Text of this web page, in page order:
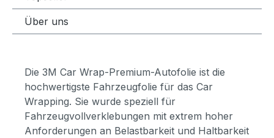
Über uns
Die 3M Car Wrap-Premium-Autofolie ist die
hochwertigste Fahrzeugfolie für das Car
Wrapping. Sie wurde speziell für
Fahrzeugvollverklebungen mit extrem hoher
Anforderungen an Belastbarkeit und Haltbarkeit